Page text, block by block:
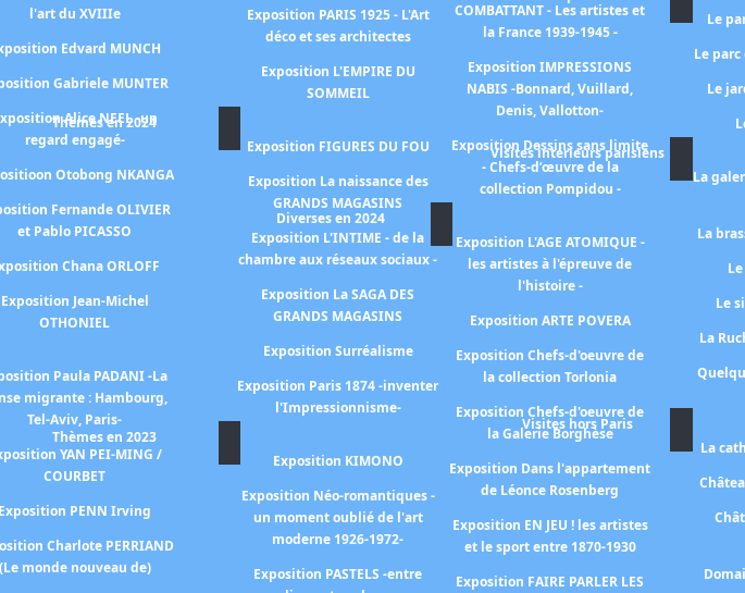
l'art du XVIIIe
Edvard MUNCH
Gabriele MUNTER
Alice NEEL -un
regard engagé-
Otobong NKANGA
Fernande OLIVIER
et Pablo PICASSO
Chana ORLOFF
Exposition Jean-Michel
OTHONIEL
Paula PADANI -La
migrante : Hambourg,
Tel-Aviv, Paris-
YAN PEI-MING /
COURBET
Exposition PENN Irving
Charlote PERRIAND
(Le monde nouveau de)
Exposition PARIS 1925 - L'Art
déco et ses architectes
Exposition L'EMPIRE DU
SOMMEIL
Thèmes en 2024
Exposition FIGURES DU FOU
Exposition La naissance des
GRANDS MAGASINS
Exposition L'INTIME - de la
chambre aux réseaux sociaux -
Exposition La SAGA DES
GRANDS MAGASINS
Exposition Surréalisme
Exposition Paris 1874 -inventer
l'Impressionnisme-
Thèmes en 2023
Exposition KIMONO
Exposition Néo-romantiques -
un moment oublié de l'art
moderne 1926-1972-
Exposition PASTELS -entre
COMBATTANT - Les artistes et
la France 1939-1945 -
Exposition IMPRESSIONS
NABIS -Bonnard, Vuillard,
Denis, Vallotton-
Exposition Dessins sans limite
- Chefs-d’œuvre de la
collection Pompidou -
Diverses en 2024
Exposition L'AGE ATOMIQUE -
les artistes à l'épreuve de
l'histoire -
Exposition ARTE POVERA
Exposition Chefs-d'oeuvre de
la collection Torlonia
Exposition Chefs-d'oeuvre de
la Galerie Borghèse
Exposition Dans l'appartement
de Léonce Rosenberg
Exposition EN JEU ! les artistes
et le sport entre 1870-1930
Exposition FAIRE PARLER LES
Le
Le
Le
Visites intérieurs parisiens
La
La
Le
La
Visites hors Paris
La